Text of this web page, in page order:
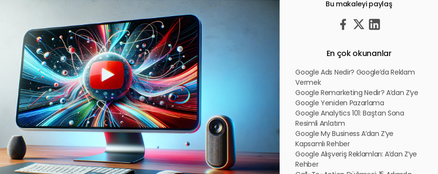
Bu makaleyi paylaş
En çok okunanlar
Google Ads Nedir? Google’da Reklam
Vermek
Google Remarketing Nedir? A’dan Z’ye
Google Yeniden Pazarlama
Google Analytics 101: Baştan Sona
Resimli Anlatım
Google My Business A’dan Z’ye
Kapsamlı Rehber
Google Alışveriş Reklamları: A’dan Z’ye
Rehber